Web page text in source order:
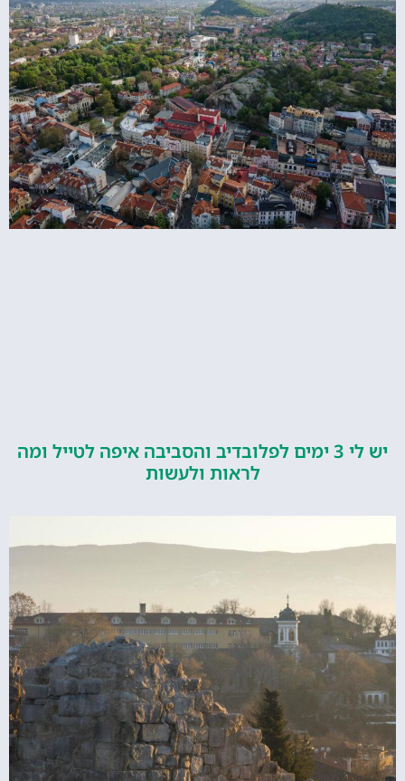
יש לי 3 ימים לפלובדיב והסביבה איפה לטייל ומה
לראות ולעשות